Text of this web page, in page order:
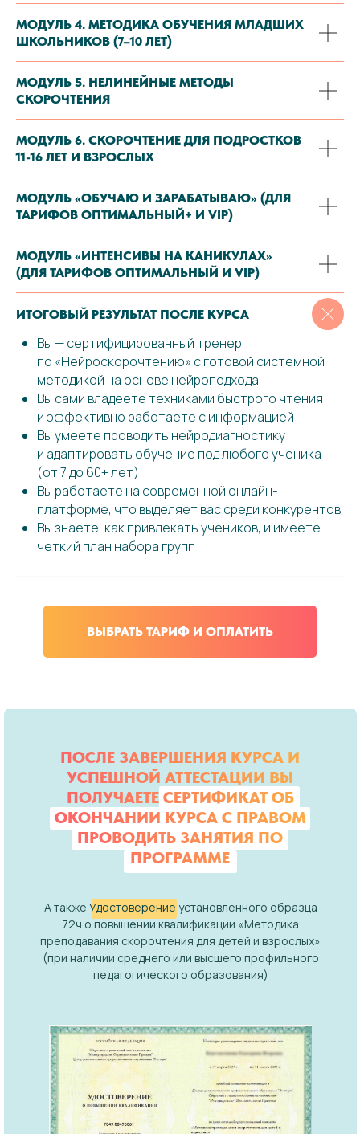
МОДУЛЬ 4. МЕТОДИКА ОБУЧЕНИЯ МЛАДШИХ
ШКОЛЬНИКОВ (7–10 ЛЕТ)
МОДУЛЬ 5. НЕЛИНЕЙНЫЕ МЕТОДЫ
СКОРОЧТЕНИЯ
МОДУЛЬ 6. СКОРОЧТЕНИЕ ДЛЯ ПОДРОСТКОВ
11-16 ЛЕТ И ВЗРОСЛЫХ
МОДУЛЬ «ОБУЧАЮ И ЗАРАБАТЫВАЮ» (ДЛЯ
ТАРИФОВ ОПТИМАЛЬНЫЙ+ И VIP)
МОДУЛЬ «ИНТЕНСИВЫ НА КАНИКУЛАХ»
(ДЛЯ ТАРИФОВ ОПТИМАЛЬНЫЙ И VIP)
ИТОГОВЫЙ РЕЗУЛЬТАТ ПОСЛЕ КУРСА
Вы — сертифицированный тренер
по «Нейроскорочтению» с готовой системной
методикой на основе нейроподхода
Вы сами владеете техниками быстрого чтения
и эффективно работаете с информацией
Вы умеете проводить нейродиагностику
и адаптировать обучение под любого ученика
(от 7 до 60+ лет)
Вы работаете на современной онлайн-
платформе, что выделяет вас среди конкурентов
Вы знаете, как привлекать учеников, и имеете
четкий план набора групп
ВЫБРАТЬ ТАРИФ И ОПЛАТИТЬ
А также Удостоверение установленного образца
72ч о повышении квалификации «Методика
преподавания скорочтения для детей и взрослых»
(при наличии среднего или высшего профильного
педагогического образования)
ПОСЛЕ ЗАВЕРШЕНИЯ КУРСА И
УСПЕШНОЙ АТТЕСТАЦИИ ВЫ
ПОЛУЧАЕТЕ СЕРТИФИКАТ ОБ
ОКОНЧАНИИ КУРСА С ПРАВОМ
ПРОВОДИТЬ ЗАНЯТИЯ ПО
ПРОГРАММЕ